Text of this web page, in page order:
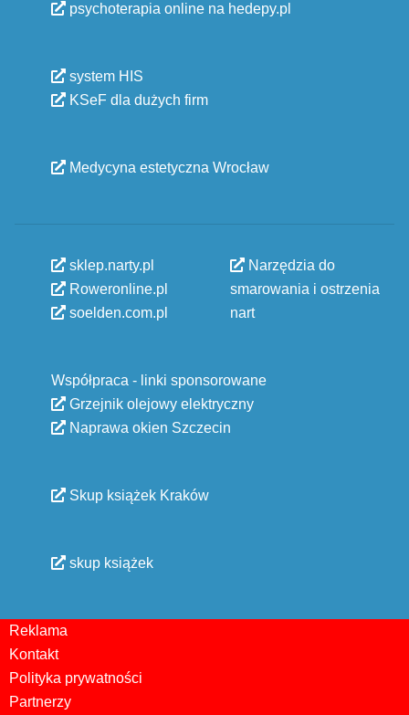
psychoterapia online na hedepy.pl
system HIS
KSeF dla dużych firm
Medycyna estetyczna Wrocław
sklep.narty.pl
Roweronline.pl
soelden.com.pl
Narzędzia do
smarowania i ostrzenia
nart
Współpraca - linki sponsorowane
Grzejnik olejowy elektryczny
Naprawa okien Szczecin
Skup książek Kraków
skup książek
Reklama
Kontakt
Polityka prywatności
Partnerzy